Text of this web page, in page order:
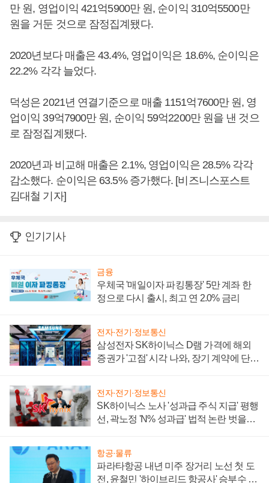
만 원, 영업이익 421억5900만 원, 순이익 310억5500만
원을 거둔 것으로 잠정집계됐다.
2020년보다 매출은 43.4%, 영업이익은 18.6%, 순이익은
22.2% 각각 늘었다.
덕성은 2021년 연결기준으로 매출 1151억7600만 원, 영
업이익 39억7900만 원, 순이익 59억2200만 원을 낸 것으
로 잠정집계됐다.
2020년과 비교해 매출은 2.1%, 영업이익은 28.5% 각각
감소했다. 순이익은 63.5% 증가했다. [비즈니스포스트
김대철 기자]
인기기사
금융
우체국 '매일이자 파킹통장' 5만 계좌 한
정으로 다시 출시, 최고 연 2.0% 금리
전자·전기·정보통신
삼성전자 SK하이닉스 D램 가격에 해외
증권가 '고점' 시각 나와, 장기 계약에 단점
전자·전기·정보통신
SK하이닉스 노사 '성과급 주식 지급' 평행
선, 곽노정 'N% 성과급' 법적 논란 벗을지
항공·물류
파라타항공 내년 미주 장거리 노선 첫 도
전, 윤철민 '하이브리드 항공사' 승부수 통